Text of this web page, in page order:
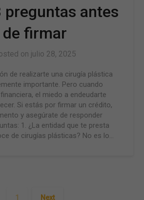
preguntas antes
de firmar
on julio 28, 2025
de realizarte una cirugía plástica
importante. Pero cuando
el miedo a endeudarte
Si estás por firmar un crédito,
y asegúrate de responder
1. ¿La entidad que te presta
de cirugías plásticas? No es lo…
1 Next